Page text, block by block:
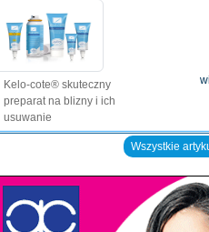
Kelo-cote® skuteczny
preparat na blizny i ich
usuwanie
Wszystkie